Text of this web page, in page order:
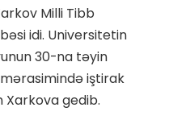
Milli Tibb
idi. Universitetin
30-na təyin
iştirak
gedib.